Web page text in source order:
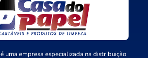
é uma empresa especializada na distribuição